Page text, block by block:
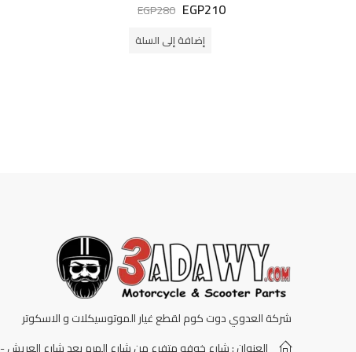
التقييمEGP210
EGP280
إضافة إلى السلة
شركة العدوي دوت كوم لقطع غيار الموتوسيكلات و الاسكوتر